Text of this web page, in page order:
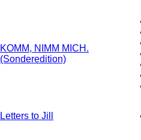
KOMM, NIMM MICH.
(Sonderedition)
Letters to Jill